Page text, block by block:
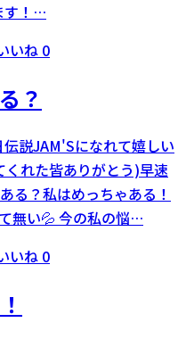
す！…
いね 0
？
説JAM'Sになれて嬉しい
れた皆ありがとう)早速
る？私はめっちゃある！
無い💦 今の私の悩…
いね 0